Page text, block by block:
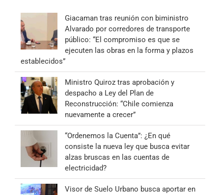
Giacaman tras reunión con biministro
Alvarado por corredores de transporte
público: “El compromiso es que se
ejecuten las obras en la forma y plazos
establecidos”
Ministro Quiroz tras aprobación y
despacho a Ley del Plan de
Reconstrucción: “Chile comienza
nuevamente a crecer”
“Ordenemos la Cuenta”: ¿En qué
consiste la nueva ley que busca evitar
alzas bruscas en las cuentas de
electricidad?
Visor de Suelo Urbano busca aportar en